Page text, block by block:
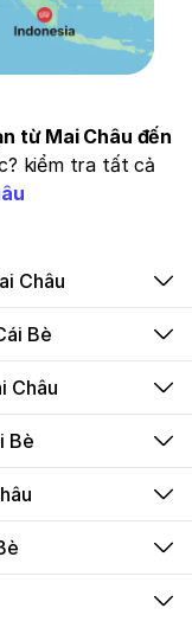
từ Mai Châu đến
kiểm tra tất cả
Châu
Bè
Châu
Bè